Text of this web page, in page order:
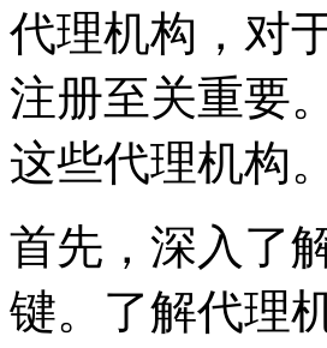
代理机构，对
注册至关重要
这些代理机构。
首先，深入了
键。了解代理